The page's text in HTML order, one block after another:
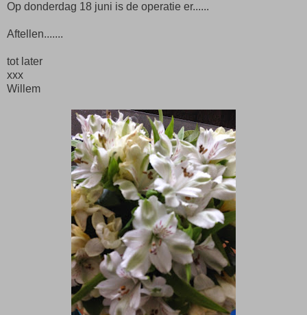
Op donderdag 18 juni is de operatie er......
Aftellen.......
tot later
xxx
Willem